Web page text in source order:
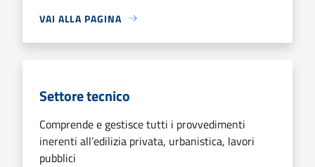
VAI ALLA PAGINA
Settore tecnico
Comprende e gestisce tutti i provvedimenti
inerenti all’edilizia privata, urbanistica, lavori
pubblici